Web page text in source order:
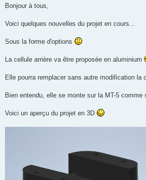
s
g
Bonjour à tous,
Voici quelques nouvelles du projet en cours...
Sous la forme d'options
La cellule arrière va être proposée en aluminium
Elle pourra remplacer sans autre modification la
Bien entendu, elle se monte sur la MT-5 comme
Voici un aperçu du projet en 3D